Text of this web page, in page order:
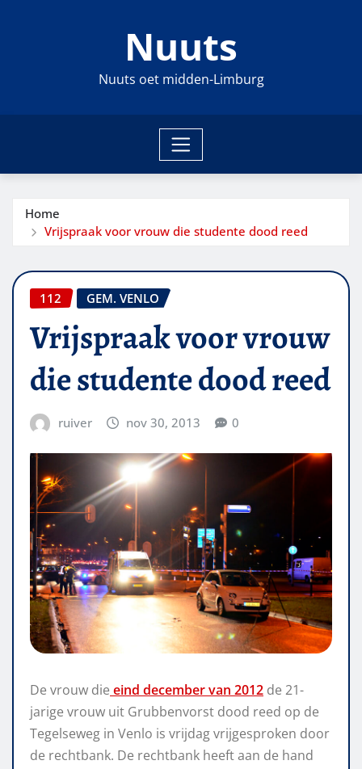
Nuuts
Nuuts oet midden-Limburg
Home
Vrijspraak voor vrouw die studente dood reed
112 GEM. VENLO
Vrijspraak voor vrouw
die studente dood reed
ruiver nov 30, 2013 0
De vrouw die eind december van 2012 de 21-
jarige vrouw uit Grubbenvorst dood reed op de
Tegelseweg in Venlo is vrijdag vrijgesproken door
de rechtbank. De rechtbank heeft aan de hand